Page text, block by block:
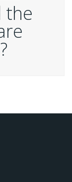
the